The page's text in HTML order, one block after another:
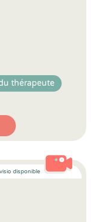
thérapeute
disponible